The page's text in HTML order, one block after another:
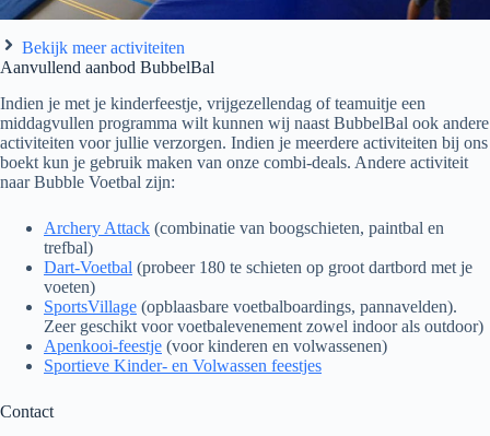
Bekijk meer activiteiten
Aanvullend aanbod BubbelBal
Indien je met je kinderfeestje, vrijgezellendag of teamuitje een
middagvullen programma wilt kunnen wij naast BubbelBal ook andere
activiteiten voor jullie verzorgen. Indien je meerdere activiteiten bij ons
boekt kun je gebruik maken van onze combi-deals. Andere activiteit
naar Bubble Voetbal zijn:
Archery Attack (combinatie van boogschieten, paintbal en
trefbal)
Dart-Voetbal (probeer 180 te schieten op groot dartbord met je
voeten)
SportsVillage (opblaasbare voetbalboardings, pannavelden).
Zeer geschikt voor voetbalevenement zowel indoor als outdoor)
Apenkooi-feestje (voor kinderen en volwassenen)
Sportieve Kinder- en Volwassen feestjes
Contact